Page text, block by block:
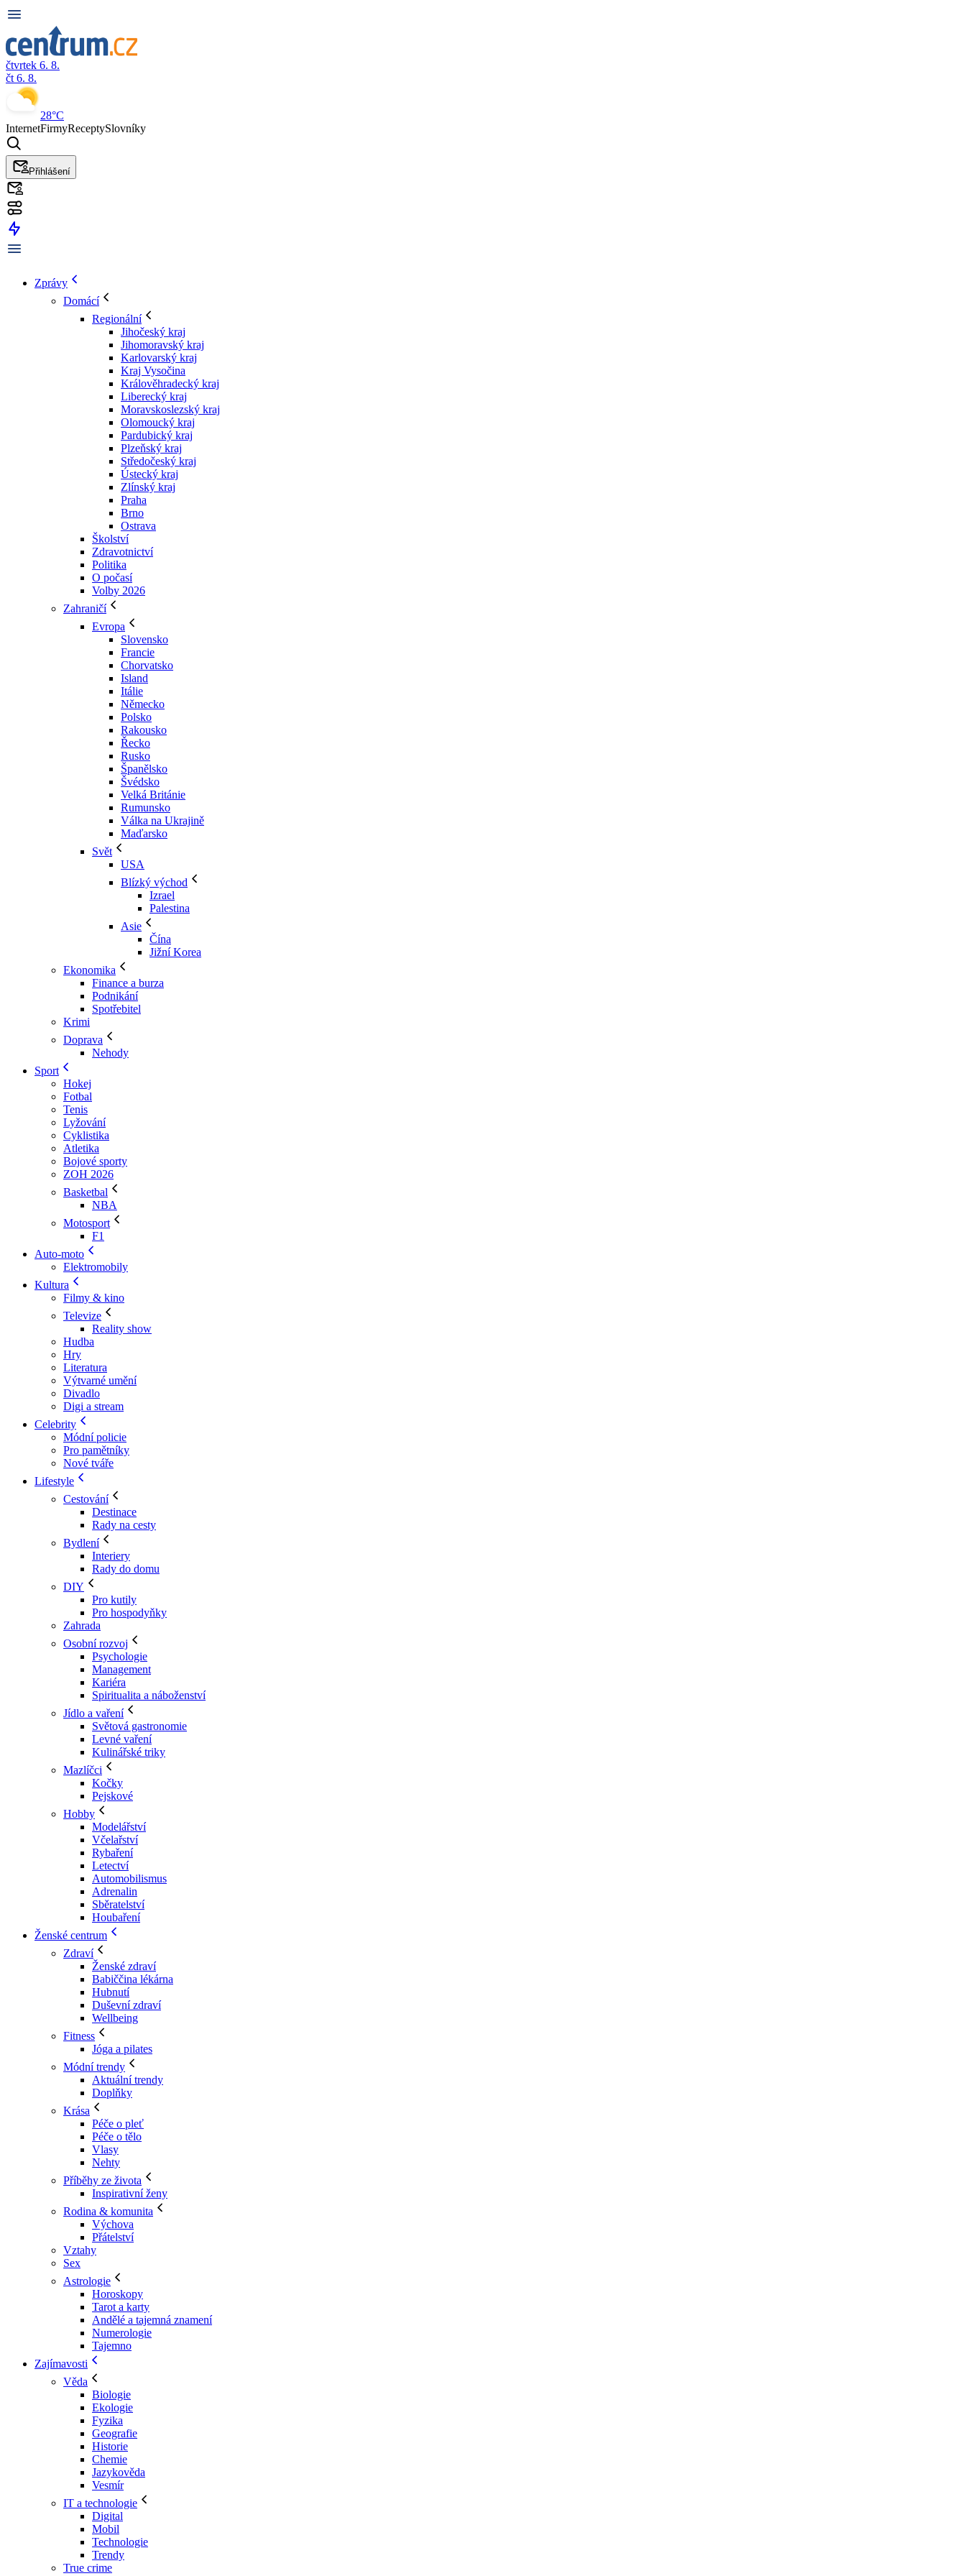
čtvrtek 6. 8.
čt 6. 8.
28°C
InternetFirmyReceptySlovníky
Přihlášení
Zprávy
Domácí
Regionální
Jihočeský kraj
Jihomoravský kraj
Karlovarský kraj
Kraj Vysočina
Králověhradecký kraj
Liberecký kraj
Moravskoslezský kraj
Olomoucký kraj
Pardubický kraj
Plzeňský kraj
Středočeský kraj
Ústecký kraj
Zlínský kraj
Praha
Brno
Ostrava
Školství
Zdravotnictví
Politika
O počasí
Volby 2026
Zahraničí
Evropa
Slovensko
Francie
Chorvatsko
Island
Itálie
Německo
Polsko
Rakousko
Řecko
Rusko
Španělsko
Švédsko
Velká Británie
Rumunsko
Válka na Ukrajině
Maďarsko
Svět
USA
Blízký východ
Izrael
Palestina
Asie
Čína
Jižní Korea
Ekonomika
Finance a burza
Podnikání
Spotřebitel
Krimi
Doprava
Nehody
Sport
Hokej
Fotbal
Tenis
Lyžování
Cyklistika
Atletika
Bojové sporty
ZOH 2026
Basketbal
NBA
Motosport
F1
Auto-moto
Elektromobily
Kultura
Filmy & kino
Televize
Reality show
Hudba
Hry
Literatura
Výtvarné umění
Divadlo
Digi a stream
Celebrity
Módní policie
Pro pamětníky
Nové tváře
Lifestyle
Cestování
Destinace
Rady na cesty
Bydlení
Interiery
Rady do domu
DIY
Pro kutily
Pro hospodyňky
Zahrada
Osobní rozvoj
Psychologie
Management
Kariéra
Spiritualita a náboženství
Jídlo a vaření
Světová gastronomie
Levné vaření
Kulinářské triky
Mazlíčci
Kočky
Pejskové
Hobby
Modelářství
Včelařství
Rybaření
Letectví
Automobilismus
Adrenalin
Sběratelství
Houbaření
Ženské centrum
Zdraví
Ženské zdraví
Babiččina lékárna
Hubnutí
Duševní zdraví
Wellbeing
Fitness
Jóga a pilates
Módní trendy
Aktuální trendy
Doplňky
Krása
Péče o pleť
Péče o tělo
Vlasy
Nehty
Příběhy ze života
Inspirativní ženy
Rodina & komunita
Výchova
Přátelství
Vztahy
Sex
Astrologie
Horoskopy
Tarot a karty
Andělé a tajemná znamení
Numerologie
Tajemno
Zajímavosti
Věda
Biologie
Ekologie
Fyzika
Geografie
Historie
Chemie
Jazykověda
Vesmír
IT a technologie
Digital
Mobil
Technologie
Trendy
True crime